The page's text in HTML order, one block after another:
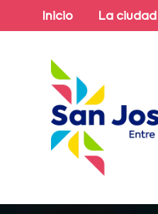
Inicio La ciudad